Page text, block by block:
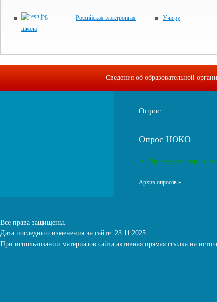
Российская электронная
школа
Учи.ру
Сведения об образовательной
Опрос
Опрос НОКО
Проведение опроса
Архив опросов »
Все права защищены.
Дата последнего изменения на сайте: 23.11.2025
При использовании материалов сайта активная прямая ссылка на